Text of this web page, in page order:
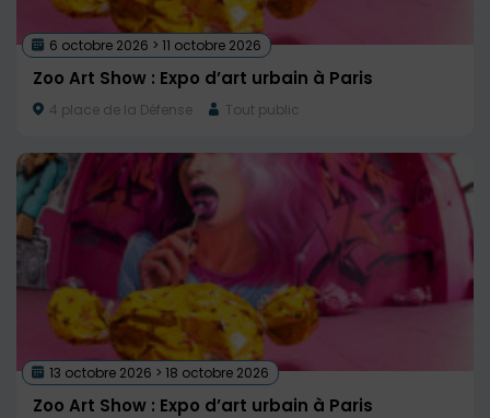
6 octobre 2026 > 11 octobre 2026
Zoo Art Show : Expo d’art urbain à Paris
4 place de la Défense Tout public
13 octobre 2026 > 18 octobre 2026
Zoo Art Show : Expo d’art urbain à Paris